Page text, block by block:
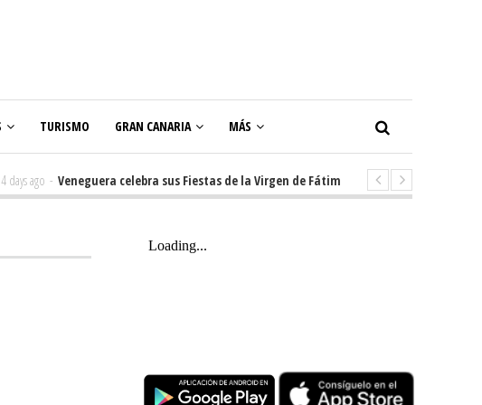
TURISMO GRAN CANARIA MÁS
ago - Veneguera celebra sus Fiestas de la Virgen de Fátima con diez días de tradición,